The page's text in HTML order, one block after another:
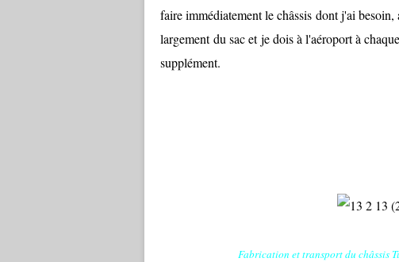
faire immédiatement le châssis dont j'ai
largement du sac et je dois à l'aéroport à
supplément.
Fabrication et transport du châssis